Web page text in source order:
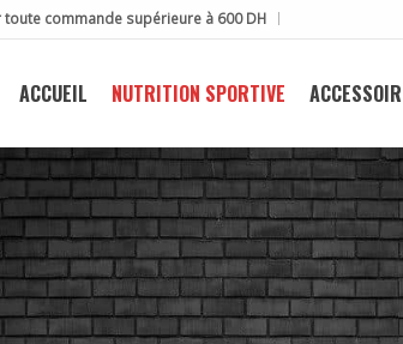
commande supérieure à 600 DH
ACCUEIL NUTRITION SPORTIVE